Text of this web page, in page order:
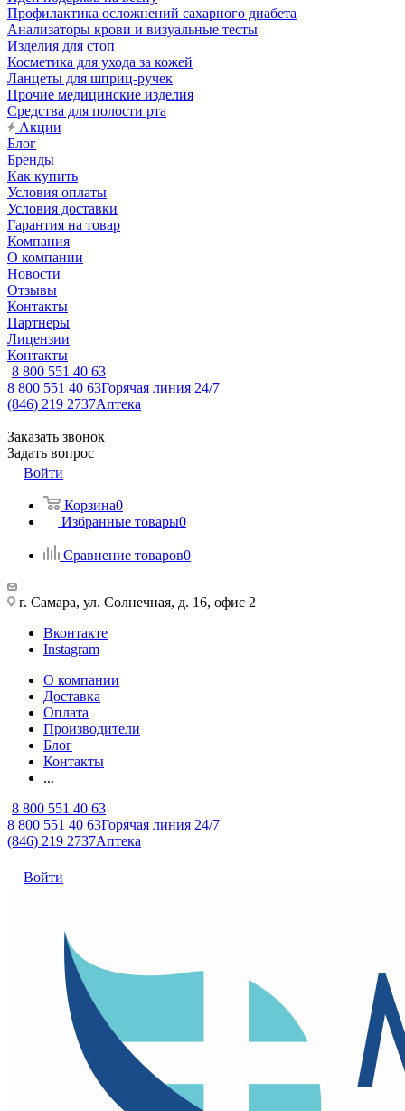
Профилактика осложнений сахарного диабета
Анализаторы крови и визуальные тесты
Изделия для стоп
Косметика для ухода за кожей
Ланцеты для шприц-ручек
Прочие медицинские изделия
Средства для полости рта
Акции
Блог
Бренды
Как купить
Условия оплаты
Условия доставки
Гарантия на товар
Компания
О компании
Новости
Отзывы
Контакты
Партнеры
Лицензии
Контакты
8 800 551 40 63
8 800 551 40 63Горячая линия 24/7
(846) 219 2737Аптека
Заказать звонок
Задать вопрос
Войти
Корзина0
Избранные товары0
Сравнение товаров0
г. Самара, ул. Солнечная, д. 16, офис 2
Вконтакте
Instagram
О компании
Доставка
Оплата
Производители
Блог
Контакты
...
8 800 551 40 63
8 800 551 40 63Горячая линия 24/7
(846) 219 2737Аптека
Войти